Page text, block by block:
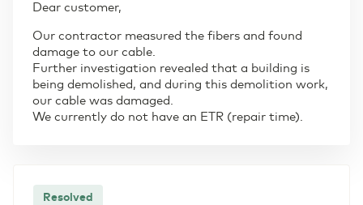
Dear customer,
Our contractor measured the fibers and found
damage to our cable.
Further investigation revealed that a building is
being demolished, and during this demolition work,
our cable was damaged.
We currently do not have an ETR (repair time).
Resolved